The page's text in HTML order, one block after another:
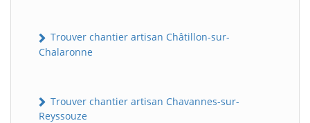
Trouver chantier artisan Châtillon-sur-
Chalaronne
Trouver chantier artisan Chavannes-sur-
Reyssouze